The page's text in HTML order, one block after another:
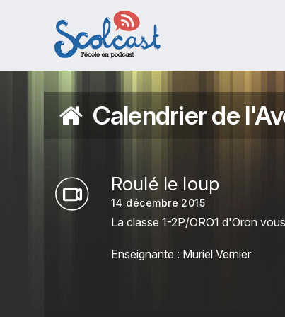
Aller au contenu principal
Calendrier de
Roulé le loup
14 décembre 2015
La classe 1-2P/ORO1 d'Oron
Enseignante : Muriel Vernier